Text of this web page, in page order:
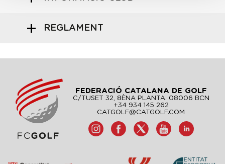
REGLAMENT
FEDERACIÓ CATALANA DE GOLF
C/TUSET 32, 8ÈNA PLANTA. 08006 BCN
+34 934 145 262
CATGOLF@CATGOLF.COM